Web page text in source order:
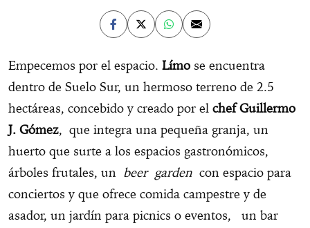
Empecemos por el espacio. Límo se encuentra
dentro de Suelo Sur, un hermoso terreno de 2.5
hectáreas, concebido y creado por el chef Guillermo
J. Gómez, que integra una pequeña granja, un
huerto que surte a los espacios gastronómicos,
árboles frutales, un beer garden con espacio para
conciertos y que ofrece comida campestre y de
asador, un jardín para picnics o eventos, un bar